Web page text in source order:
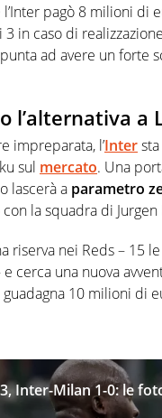
l’Inter pagò 8 milioni di
3 in caso di
ad avere un forte
l’alternativa a
impreparata, l’Inter
sul mercato. Una
lascerà a parametro
la squadra di Jurgen
riserva nei Reds – 15
cerca una nuova
10 milioni di
Inter-Milan 1-0: le